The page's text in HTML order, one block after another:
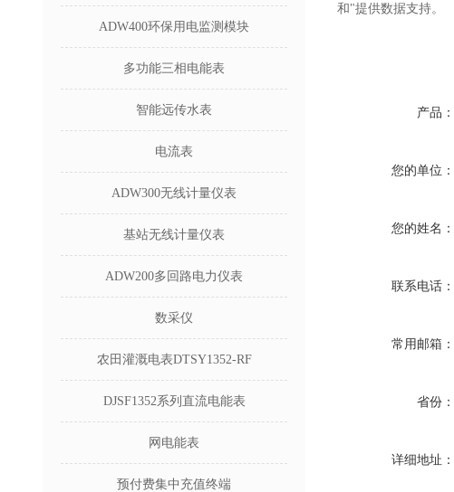
ADW400环保用电监测模块
多功能三相电能表
智能远传水表
电流表
ADW300无线计量仪表
基站无线计量仪表
ADW200多回路电力仪表
数采仪
农田灌溉电表DTSY1352-RF
DJSF1352系列直流电能表
网电能表
预付费集中充值终端
和"提供数据支持。
产品：
您的单位：
您的姓名：
联系电话：
常用邮箱：
省份：
详细地址：